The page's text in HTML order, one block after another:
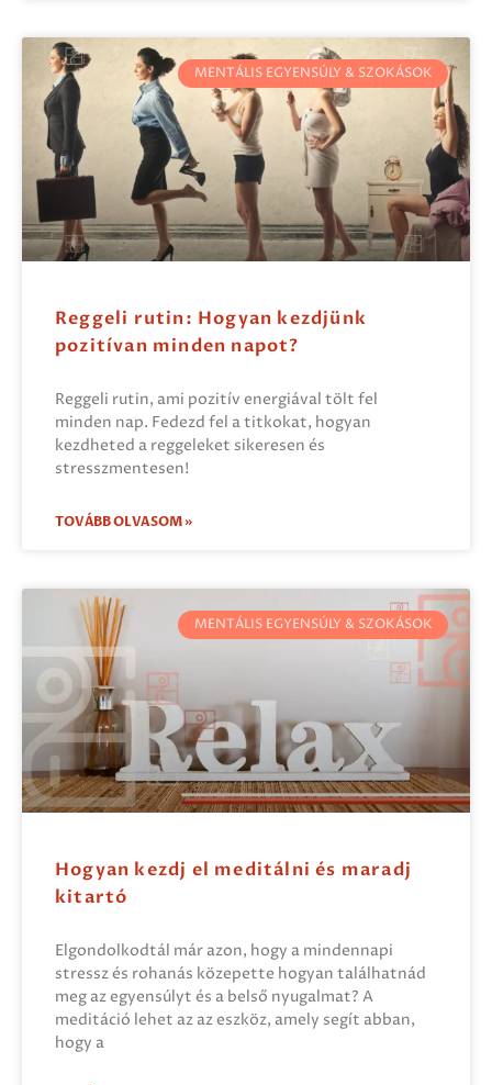
MENTÁLIS EGYENSÚLY & SZOKÁSOK
Reggeli rutin: Hogyan kezdjünk
pozitívan minden napot?
Reggeli rutin, ami pozitív energiával tölt fel
minden nap. Fedezd fel a titkokat, hogyan
kezdheted a reggeleket sikeresen és
stresszmentesen!
TOVÁBB OLVASOM »
MENTÁLIS EGYENSÚLY & SZOKÁSOK
Hogyan kezdj el meditálni és maradj
kitartó
Elgondolkodtál már azon, hogy a mindennapi
stressz és rohanás közepette hogyan találhatnád
meg az egyensúlyt és a belső nyugalmat? A
meditáció lehet az az eszköz, amely segít abban,
hogy a